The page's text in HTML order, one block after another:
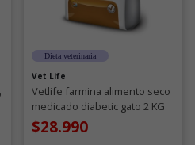
Dieta veterinaria
Vet Life
Vetlife farmina alimento seco
medicado diabetic gato 2 KG
$28.990